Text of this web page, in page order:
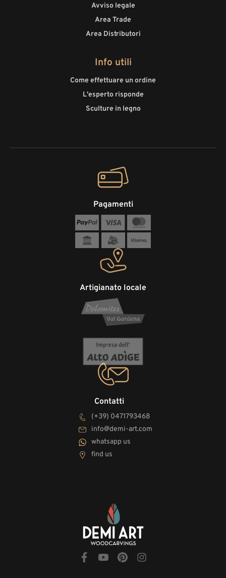
Avviso legale
Area Trade
Area Distributori
Info utili
Come effettuare un ordine
L'esperto risponde
Sculture in legno
Contatti
(+39) 0471793468
info@demi-art.com
whatsapp us
find us
Artigianato locale
Pagamenti